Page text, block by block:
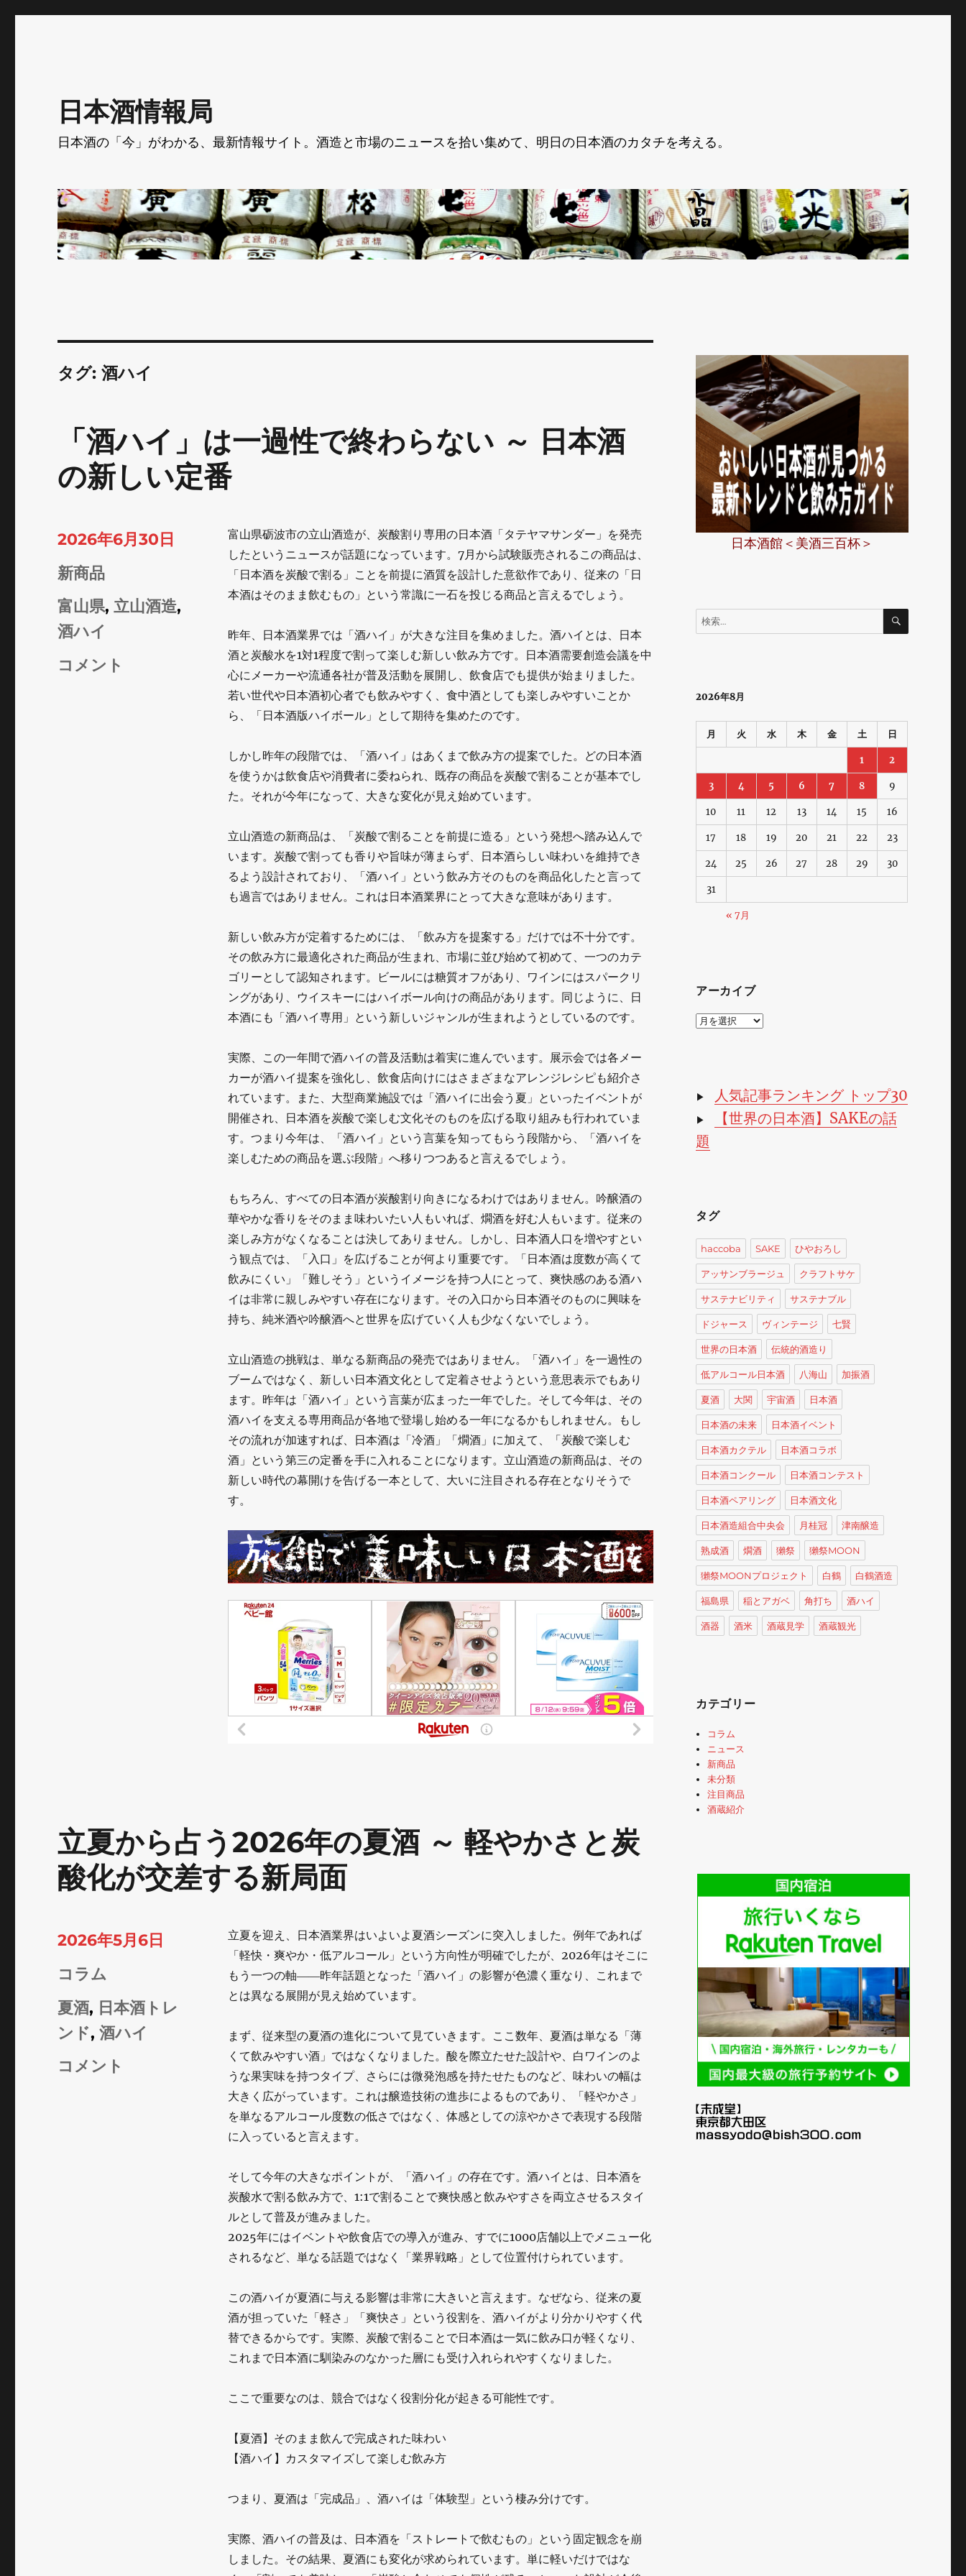
日本酒情報局
日本酒の「今」がわかる、最新情報サイト。酒造と市場のニュースを拾い集めて、明日の日本酒のカタチを考える。
タグ:酒ハイ
「酒ハイ」は一過性で終わらない ～ 日本酒
の新しい定番
富山県砺波市の立山酒造が、炭酸割り専用の日本酒「タテヤマサンダー」を発売
したというニュースが話題になっています。7月から試験販売されるこの商品は、
「日本酒を炭酸で割る」ことを前提に酒質を設計した意欲作であり、従来の「日
本酒はそのまま飲むもの」という常識に一石を投じる商品と言えるでしょう。
昨年、日本酒業界では「酒ハイ」が大きな注目を集めました。酒ハイとは、日本
酒と炭酸水を1対1程度で割って楽しむ新しい飲み方です。日本酒需要創造会議を中
心にメーカーや流通各社が普及活動を展開し、飲食店でも提供が始まりました。
若い世代や日本酒初心者でも飲みやすく、食中酒としても楽しみやすいことか
ら、「日本酒版ハイボール」として期待を集めたのです。
しかし昨年の段階では、「酒ハイ」はあくまで飲み方の提案でした。どの日本酒
を使うかは飲食店や消費者に委ねられ、既存の商品を炭酸で割ることが基本でし
た。それが今年になって、大きな変化が見え始めています。
立山酒造の新商品は、「炭酸で割ることを前提に造る」という発想へ踏み込んで
います。炭酸で割っても香りや旨味が薄まらず、日本酒らしい味わいを維持でき
るよう設計されており、「酒ハイ」という飲み方そのものを商品化したと言って
も過言ではありません。これは日本酒業界にとって大きな意味があります。
新しい飲み方が定着するためには、「飲み方を提案する」だけでは不十分です。
その飲み方に最適化された商品が生まれ、市場に並び始めて初めて、一つのカテ
ゴリーとして認知されます。ビールには糖質オフがあり、ワインにはスパークリ
ングがあり、ウイスキーにはハイボール向けの商品があります。同じように、日
本酒にも「酒ハイ専用」という新しいジャンルが生まれようとしているのです。
実際、この一年間で酒ハイの普及活動は着実に進んでいます。展示会では各メー
カーが酒ハイ提案を強化し、飲食店向けにはさまざまなアレンジレシピも紹介さ
れています。また、大型商業施設では「酒ハイに出会う夏」といったイベントが
開催され、日本酒を炭酸で楽しむ文化そのものを広げる取り組みも行われていま
す。つまり今年は、「酒ハイ」という言葉を知ってもらう段階から、「酒ハイを
楽しむための商品を選ぶ段階」へ移りつつあると言えるでしょう。
もちろん、すべての日本酒が炭酸割り向きになるわけではありません。吟醸酒の
華やかな香りをそのまま味わいたい人もいれば、燗酒を好む人もいます。従来の
楽しみ方がなくなることは決してありません。しかし、日本酒人口を増やすとい
う観点では、「入口」を広げることが何より重要です。「日本酒は度数が高くて
飲みにくい」「難しそう」というイメージを持つ人にとって、爽快感のある酒ハ
イは非常に親しみやすい存在になります。その入口から日本酒そのものに興味を
持ち、純米酒や吟醸酒へと世界を広げていく人も少なくないでしょう。
立山酒造の挑戦は、単なる新商品の発売ではありません。「酒ハイ」を一過性の
ブームではなく、新しい日本酒文化として定着させようという意思表示でもあり
ます。昨年は「酒ハイ」という言葉が広まった一年でした。そして今年は、その
酒ハイを支える専用商品が各地で登場し始める一年になるかもしれません。もし
その流れが加速すれば、日本酒は「冷酒」「燗酒」に加えて、「炭酸で楽しむ
酒」という第三の定番を手に入れることになります。立山酒造の新商品は、その
新しい時代の幕開けを告げる一本として、大いに注目される存在となりそうで
す。
投
稿
2026年6月30日
カ
テ
ゴ
ー
新商品
タ
グ
富山県,立山酒造,
酒ハイ
「酒
コメント
立夏から占う2026年の夏酒 ～ 軽やかさと炭
酸化が交差する新局面
立夏を迎え、日本酒業界はいよいよ夏酒シーズンに突入しました。例年であれば
「軽快・爽やか・低アルコール」という方向性が明確でしたが、2026年はそこに
もう一つの軸――昨年話題となった「酒ハイ」の影響が色濃く重なり、これまで
とは異なる展開が見え始めています。
まず、従来型の夏酒の進化について見ていきます。ここ数年、夏酒は単なる「薄
くて飲みやすい酒」ではなくなりました。酸を際立たせた設計や、白ワインのよ
うな果実味を持つタイプ、さらには微発泡感を持たせたものなど、味わいの幅は
大きく広がっています。これは醸造技術の進歩によるものであり、「軽やかさ」
を単なるアルコール度数の低さではなく、体感としての涼やかさで表現する段階
に入っていると言えます。
そして今年の大きなポイントが、「酒ハイ」の存在です。酒ハイとは、日本酒を
炭酸水で割る飲み方で、1:1で割ることで爽快感と飲みやすさを両立させるスタイ
ルとして普及が進みました。
2025年にはイベントや飲食店での導入が進み、すでに1000店舗以上でメニュー化
されるなど、単なる話題ではなく「業界戦略」として位置付けられています。
この酒ハイが夏酒に与える影響は非常に大きいと言えます。なぜなら、従来の夏
酒が担っていた「軽さ」「爽快さ」という役割を、酒ハイがより分かりやすく代
替できるからです。実際、炭酸で割ることで日本酒は一気に飲み口が軽くなり、
これまで日本酒に馴染みのなかった層にも受け入れられやすくなりました。
ここで重要なのは、競合ではなく役割分化が起きる可能性です。
【夏酒】そのまま飲んで完成された味わい
【酒ハイ】カスタマイズして楽しむ飲み方
つまり、夏酒は「完成品」、酒ハイは「体験型」という棲み分けです。
実際、酒ハイの普及は、日本酒を「ストレートで飲むもの」という固定観念を崩
しました。その結果、夏酒にも変化が求められています。単に軽いだけではな
投
稿
2026年5月6日
カ
テ
ゴ
ー
コラム
タ
グ
夏酒, 日本酒トレ
ンド,酒ハイ
立
コメント
日本酒館＜美酒三百杯＞
検
索:
検
2026年8月
月 火 水 木 金 土 日
1 2
3 4 5 6 7 8 9
10 11 12 13 14 15 16
17 18 19 20 21 22 23
24 25 26 27 28 29 30
31
« 7月
アーカイブ
ア
▶
人気記事ランキング トップ30
▶
【世界の日本酒】SAKEの話
題
タグ
haccoba SAKE ひやおろし
アッサンブラージュ クラフトサケ
サステナビリティ サステナブル
ドジャース ヴィンテージ 七賢
世界の日本酒 伝統的酒造り
低アルコール日本酒 八海山 加振酒
夏酒 大関 宇宙酒 日本酒
日本酒の未来 日本酒イベント
日本酒カクテル 日本酒コラボ
日本酒コンクール 日本酒コンテスト
日本酒ペアリング 日本酒文化
日本酒造組合中央会 月桂冠 津南醸造
熟成酒 燗酒 獺祭 獺祭MOON
獺祭MOONプロジェクト 白鶴 白鶴酒造
福島県 稲とアガベ 角打ち 酒ハイ
酒器 酒米 酒蔵見学 酒蔵観光
カテゴリー
コラム
ニュース
新商品
未分類
注目商品
酒蔵紹介